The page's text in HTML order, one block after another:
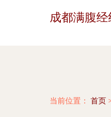
成都满腹
当前位置： 首页